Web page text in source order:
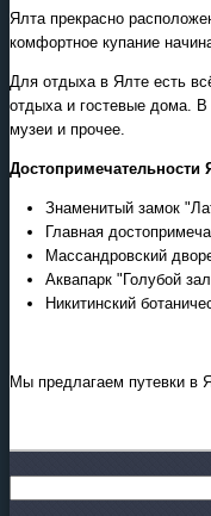
Круизы -
Речные круизы
из
— оформление тура в
программы 2027:
Ялта прекрасно
комфортное купание
Для отдыха в Ялте есть
отдыха и гостевые дома.
музеи и прочее.
Достопримечательности
Знаменитый замок
Главная
Массандровский
Аквапарк "Голубой
Никитинский
Мы предлагаем путевки в